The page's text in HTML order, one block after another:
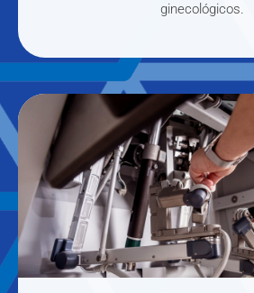
ginecológicos.